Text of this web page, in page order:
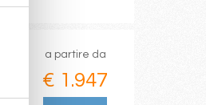
a partire da
€ 1.947